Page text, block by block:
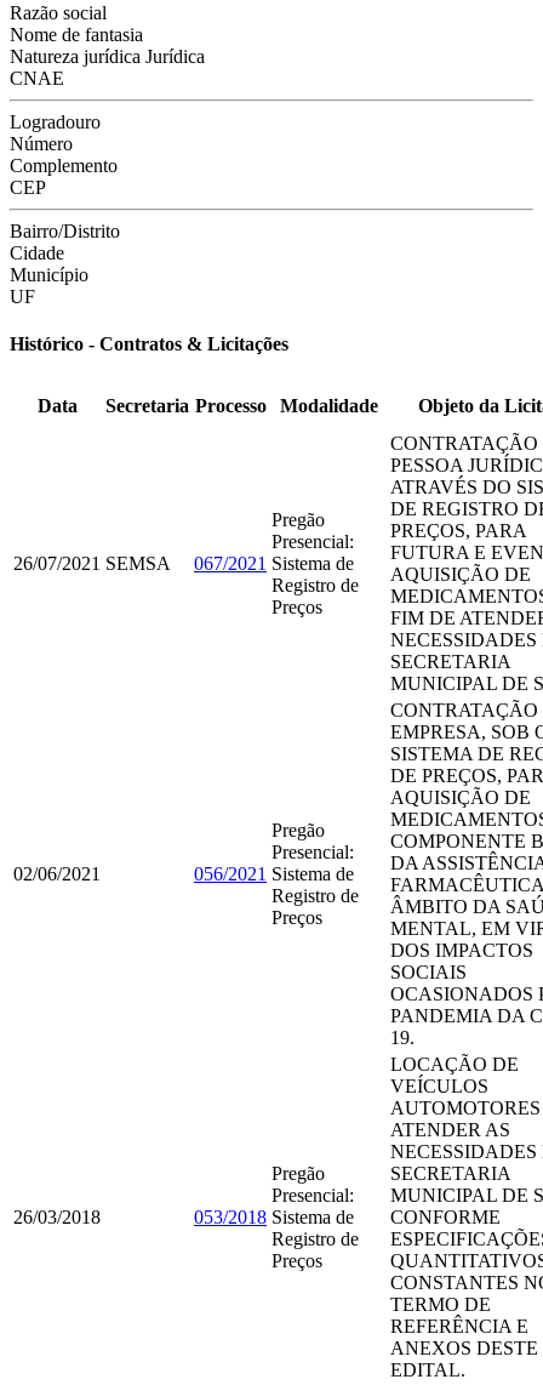
Razão social
Nome de fantasia
Natureza jurídica Jurídica
CNAE
Logradouro
Número
Complemento
CEP
Bairro/Distrito
Cidade
Município
UF
Histórico - Contratos & Licitações
Data Secretaria Processo Modalidade Objeto da
26/07/2021 SEMSA 067/2021
Pregão
Presencial:
Sistema de
Registro de
Preços
CONTRATAÇÃO
PESSOA
ATRAVÉS DO
DE REGISTRO
PREÇOS, PARA
FUTURA E
AQUISIÇÃO DE
FIM DE
NECESSIDADES
SECRETARIA
MUNICIPAL DE
02/06/2021 056/2021
Pregão
Presencial:
Sistema de
Registro de
Preços
CONTRATAÇÃO
EMPRESA, SOB
SISTEMA DE
DE PREÇOS,
AQUISIÇÃO DE
COMPONENTE
DA
ÂMBITO DA
MENTAL, EM
DOS IMPACTOS
SOCIAIS
OCASIONADOS
PANDEMIA DA
19.
26/03/2018 053/2018
Pregão
Presencial:
Sistema de
Registro de
Preços
LOCAÇÃO DE
VEÍCULOS
ATENDER AS
NECESSIDADES
SECRETARIA
MUNICIPAL DE
CONFORME
CONSTANTES
TERMO DE
REFERÊNCIA E
ANEXOS DESTE
EDITAL.